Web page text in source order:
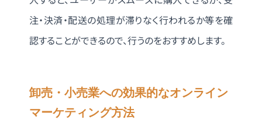
注・決済・配送の処理が滞りなく行われるか等を確
認することができるので、行うのをおすすめします。
卸売・小売業への効果的なオンライン
マーケティング方法